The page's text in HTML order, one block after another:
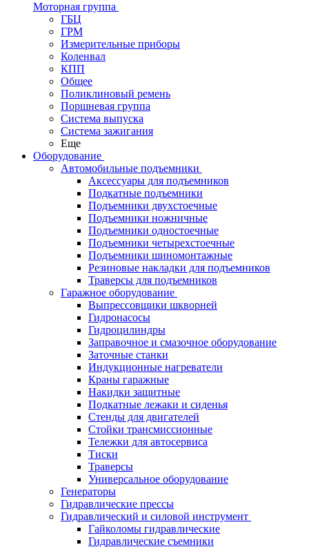
Моторная группа
ГБЦ
ГРМ
Измерительные приборы
Коленвал
КПП
Общее
Поликлиновый ремень
Поршневая группа
Система выпуска
Система зажигания
Еще
Оборудование
Автомобильные подъемники
Аксессуары для подъемников
Подкатные подъемники
Подъемники двухстоечные
Подъемники ножничные
Подъемники одностоечные
Подъемники четырехстоечные
Подъемники шиномонтажные
Резиновые накладки для подъемников
Траверсы для подъемников
Гаражное оборудование
Выпрессовщики шкворней
Гидронасосы
Гидроцилиндры
Заправочное и смазочное оборудование
Заточные станки
Индукционные нагреватели
Краны гаражные
Накидки защитные
Подкатные лежаки и сиденья
Стенды для двигателей
Стойки трансмиссионные
Тележки для автосервиса
Тиски
Траверсы
Универсальное оборудование
Генераторы
Гидравлические прессы
Гидравлический и силовой инструмент
Гайколомы гидравлические
Гидравлические съемники